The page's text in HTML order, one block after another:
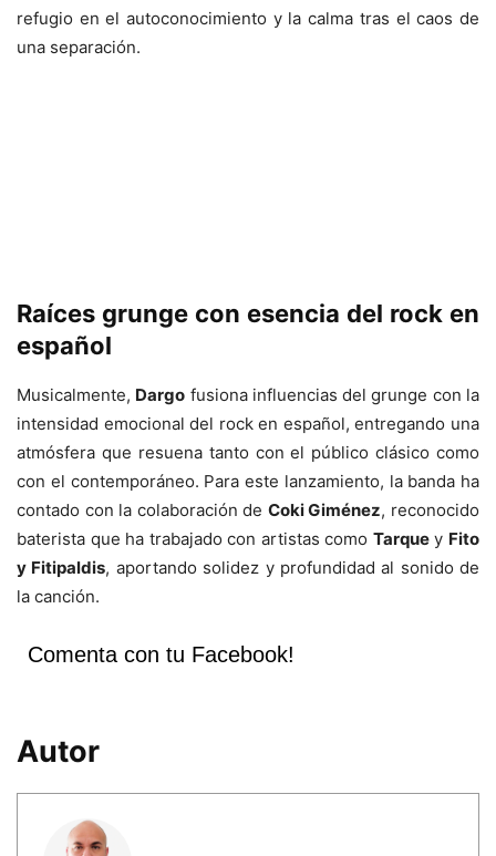
refugio en el autoconocimiento y la calma tras el caos de
una separación.
Raíces grunge con esencia del rock en
español
Musicalmente, Dargo fusiona influencias del grunge con la
intensidad emocional del rock en español, entregando una
atmósfera que resuena tanto con el público clásico como
con el contemporáneo. Para este lanzamiento, la banda ha
contado con la colaboración de Coki Giménez, reconocido
baterista que ha trabajado con artistas como Tarquey Fito
y Fitipaldis, aportando solidez y profundidad al sonido de
la canción.
Comenta con tu Facebook!
Autor